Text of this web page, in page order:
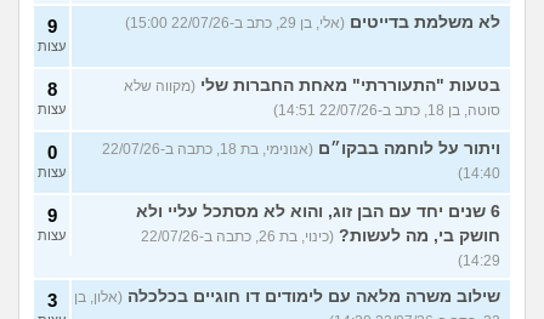
לא משלמת בדייטים (אלי, בן 29, כתב ב-22/07/26 15:00) 9
עצות
בטעות "התעוררתי" מאחת החברות שלי (מקווה שלא
סוטה, בן 18, כתב ב-22/07/26 14:51)
8
עצות
ויתור על לוחמה בבקו״ם
(אנונימי, בת 18, כתבה ב-22/07/26
14:40)
0
עצות
6 שנים יחד עם הבן זוג, והוא לא מסתכל עליי ולא
חושק בי, מה לעשות?
(כינוי, בת 26, כתבה ב-22/07/26
14:29)
9
עצות
שילוב משרה מלאה עם לימודים דו חוגיים בכלכלה (אלון, בן
3